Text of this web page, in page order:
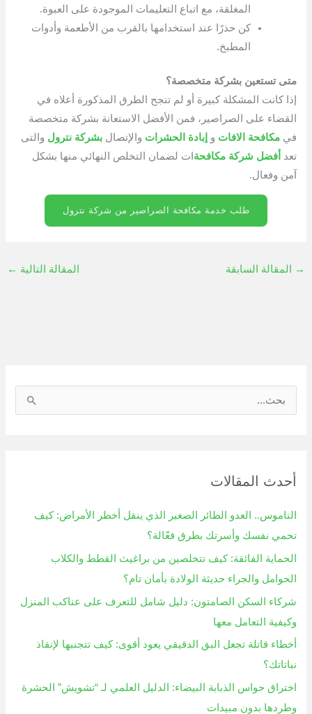
المغلقة، مع اتباع التعليمات الموجودة على العبوة.
كن حذرًا عند استخدامها بالقرب من الأطعمة وأدوات
المطبخ.
متى تستعين بشركة متخصصة؟
إذا كانت المشكلة كبيرة أو لم تنجح الطرق المذكورة أعلاه في
القضاء على الصراصير، فمن الأفضل الاستعانة بشركة متخصصة
فيمكافحة الافات و إبادة الحشرات والإتصالبشركة نترول والتى
تعد
أفضل شركة مكافحة ات لضمان التخلص النهائي منها بشكل
آمن وفعال.
طلب خدمة مكافحة الصراصير من شركة نترول
→ المقالة السابقة المقالة التالية ←
ثأحدث المقالات
الناموس.. العدو الطائر الصغير الذي ينقل أخطر الأمراض: كيف
تحمي نفسك وأسرتك بطرق فعّالة؟
الحماية الفائقة: كيف تتخلصين من براغيث القطط والكلاب
الحوامل والجراء حديثة الولادة بأمان تام؟
شركاء السكن الصامتون: دليل شامل للتعرف على عناكب المنزل
وكيفية التعامل معها
أخطاء قاتلة تجعل البق الدقيقي يعود أقوى: كيف تتجنبها لإنقاذ
نباتاتك؟
اختراق حواس الذبابة البيضاء: الدليل العلمي لـ “تشويش” الحشرة
وطردها بدون مبيدات